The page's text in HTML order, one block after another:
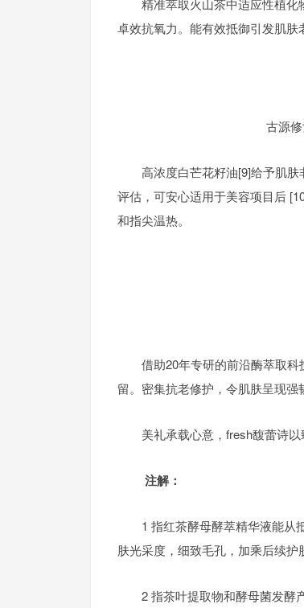
精准萃取火山茶中适应性植化
卓效抗氧力。能有效抵御引发肌肤
古源
高浓度白芒花籽油[9]给予肌
评估，可安心适用于美容项目后
和指尖温热。
借助20年专研的前沿酶萃取
留。密集抗老修护，令肌肤呈现强
美礼承载心意，fresh馥蕾诗
注解：
1 指红茶酵母酵萃精华液能从
肤光采度，细致毛孔，加乘后续护
2 指茶叶提取物和酵母菌发酵